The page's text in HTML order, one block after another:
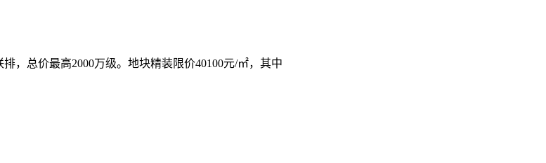
，总价最高2000万级。地块精装限价40100元/㎡，其中